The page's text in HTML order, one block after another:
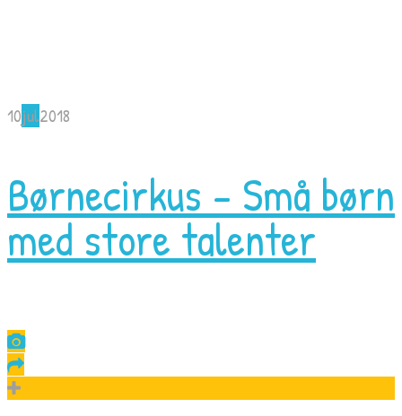
10jul2018
Børnecirkus – Små børn
med store talenter